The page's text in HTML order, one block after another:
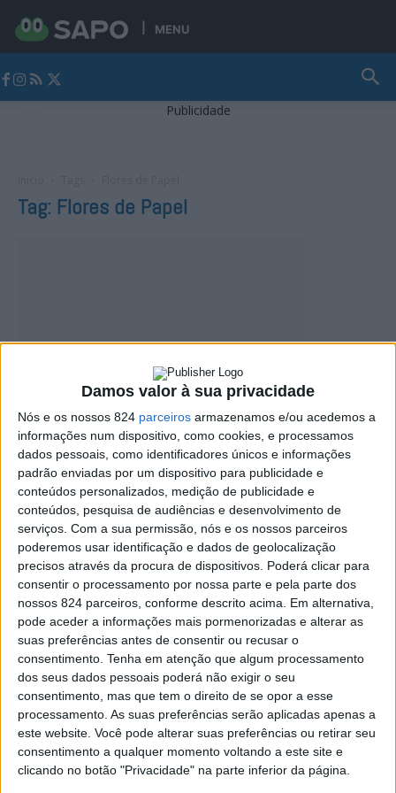
Damos valor à sua privacidade
Nós e os nossos 824 parceiros armazenamos e/ou acedemos a
informações num dispositivo, como cookies, e processamos
dados pessoais, como identificadores únicos e informações
padrão enviadas por um dispositivo para publicidade e
conteúdos personalizados, medição de publicidade e
conteúdos, pesquisa de audiências e desenvolvimento de
serviços. Com a sua permissão, nós e os nossos parceiros
poderemos usar identificação e dados de geolocalização
precisos através da procura de dispositivos. Poderá clicar para
consentir o processamento por nossa parte e pela parte dos
nossos 824 parceiros, conforme descrito acima. Em alternativa,
pode aceder a informações mais pormenorizadas e alterar as
suas preferências antes de consentir ou recusar o
consentimento. Tenha em atenção que algum processamento
dos seus dados pessoais poderá não exigir o seu
consentimento, mas que tem o direito de se opor a esse
processamento. As suas preferências serão aplicadas apenas a
este website. Você pode alterar suas preferências ou retirar seu
consentimento a qualquer momento voltando a este site e
clicando no botão "Privacidade" na parte inferior da página.
MENU
Publicidade
Tag: Flores de Papel
Flores de Campo Maior embelezam “rua” na Casa da
Democracia
Patrícia Leitão 27 de Abril, 2021
Flores de Papel de Campo Maior embelezam
Assembleia da República
Redacção - 6 de Janeiro, 2021
Publicidade